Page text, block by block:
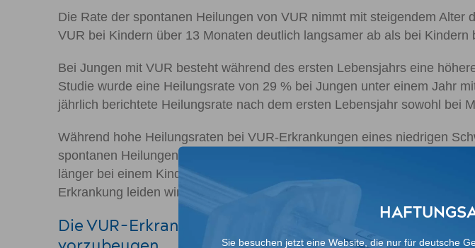
Die Rate der spontanen Heilungen von VUR nimmt mit steigendem
VUR bei Kindern über 13 Monaten deutlich langsamer ab als bei Kindern
Bei Jungen mit VUR besteht während des ersten Lebensjahrs eine
Studie wurde eine Heilungsrate von 29 % bei Jungen unter einem Jahr
jährlich berichtete Heilungsrate nach dem ersten Lebensjahr sowohl bei
Während hohe Heilungsraten bei VUR-Erkrankungen eines niedrigen
spontanen Heilungen für VUR des Grads I innerhalb von 5 Jahren bei 82 %
länger bei einem Kind auf eine medizinische Intervention verzichtet
Erkrankung leiden wird.
Die VUR-Erkrankung kann eventuell nicht rechtzeitig
Sie besuchen jetzt eine Website, die nur für deutsche